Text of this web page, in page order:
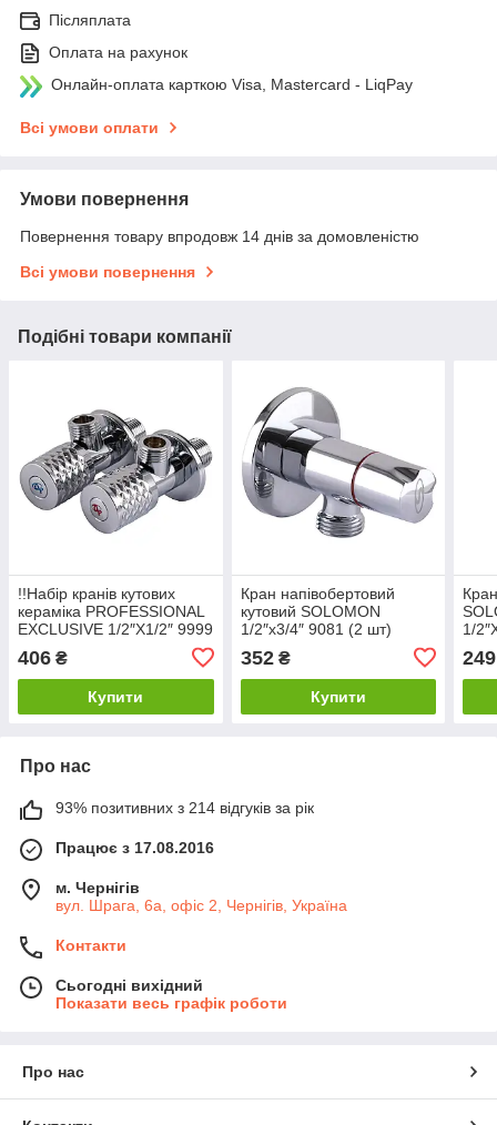
Післяплата
Оплата на рахунок
Онлайн-оплата карткою Visa, Mastercard - LiqPay
Всі умови оплати
Умови повернення
Повернення товару впродовж 14 днів за домовленістю
Всі умови повернення
Подібні товари компанії
!!Набір кранів кутових
кераміка PROFESSIONAL
EXCLUSIVE 1/2″X1/2″ 9999
406 ₴
Купити
Кран напівобертовий
кутовий SOLOMON
1/2″х3/4″ 9081 (2 шт)
352₴
Купити
1/
249
Про нас
93% позитивних з 214 відгуків за рік
Працює з 17.08.2016
м. Чернігів
вул. Шрага, 6а, офіс 2, Чернігів, Україна
Контакти
Сьогодні вихідний
Показати весь графік роботи
Про нас